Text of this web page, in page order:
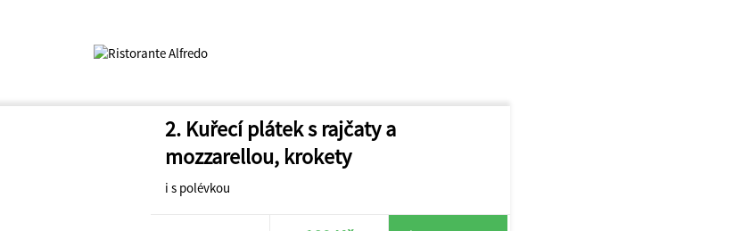
2. Kuřecí plátek s rajčaty a
mozzarellou, krokety
i s polévkou